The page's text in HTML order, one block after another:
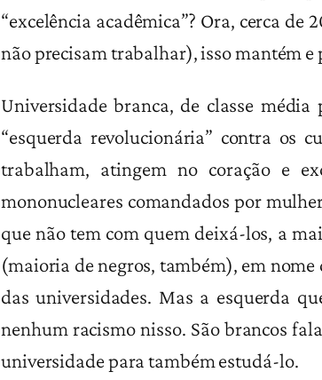
“excelência acadêmica”? Ora, cerca
não precisam trabalhar), isso mantém
Universidade branca, de classe
“esquerda revolucionária” contra os
trabalham, atingem no coração e
mononucleares comandados por
que não tem com quem deixá-los, a
(maioria de negros, também), em
das universidades. Mas a esquerda
nenhum racismo nisso. São brancos
universidade para também estudá-lo.